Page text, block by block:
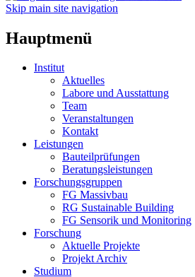
Skip main site navigation
Hauptmenü
Institut
Aktuelles
Labore und Ausstattung
Team
Veranstaltungen
Kontakt
Leistungen
Bauteilprüfungen
Beratungsleistungen
Forschungsgruppen
FG Massivbau
RG Sustainable Building
FG Sensorik und Monitoring
Forschung
Aktuelle Projekte
Projekt Archiv
Studium